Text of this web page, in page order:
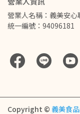
營業人名稱：義美安
統一編號：94096181
Copyright © 義美食